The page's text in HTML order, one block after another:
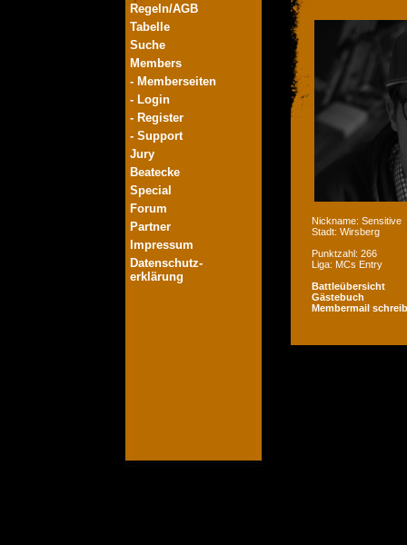
Regeln/AGB
Tabelle
Suche
Members
- Memberseiten
- Login
- Register
- Support
Jury
Beatecke
Special
Forum
Partner
Impressum
Datenschutz-
erklärung
Nickname: Sensitive
Stadt: Wirsberg
Punktzahl: 266
Liga: MCs Entry
Battleübersicht
Gästebuch
Membermail